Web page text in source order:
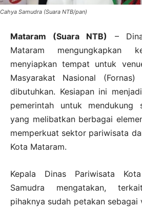
Cahya Samudra (Suara NTB/pan)
Mataram (Suara NTB)
–
Mataram mengungkapkan
menyiapkan tempat untuk
Masyarakat Nasional
dibutuhkan. Kesiapan ini
pemerintah untuk mendukung
yang melibatkan berbagai
memperkuat sektor pariwisata
Kota Mataram.
Kepala Dinas Pariwisata
Samudra mengatakan,
pihaknya sudah petakan sebagai